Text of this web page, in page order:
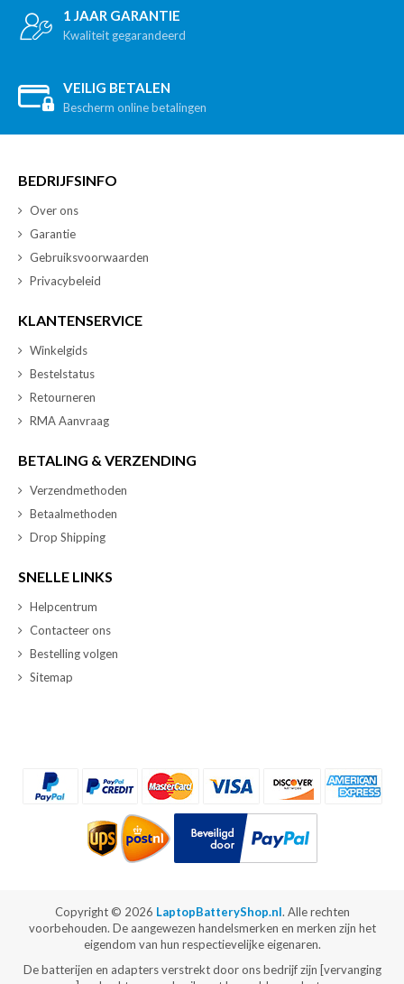
1 JAAR GARANTIE
Kwaliteit gegarandeerd
VEILIG BETALEN
Bescherm online betalingen
BEDRIJFSINFO
Over ons
Garantie
Gebruiksvoorwaarden
Privacybeleid
KLANTENSERVICE
Winkelgids
Bestelstatus
Retourneren
RMA Aanvraag
BETALING & VERZENDING
Verzendmethoden
Betaalmethoden
Drop Shipping
SNELLE LINKS
Helpcentrum
Contacteer ons
Bestelling volgen
Sitemap
Copyright © 2026 LaptopBatteryShop.nl. Alle rechten
voorbehouden. De aangewezen handelsmerken en merken zijn het
eigendom van hun respectievelijke eigenaren.
De batterijen en adapters verstrekt door ons bedrijf zijn [vervanging